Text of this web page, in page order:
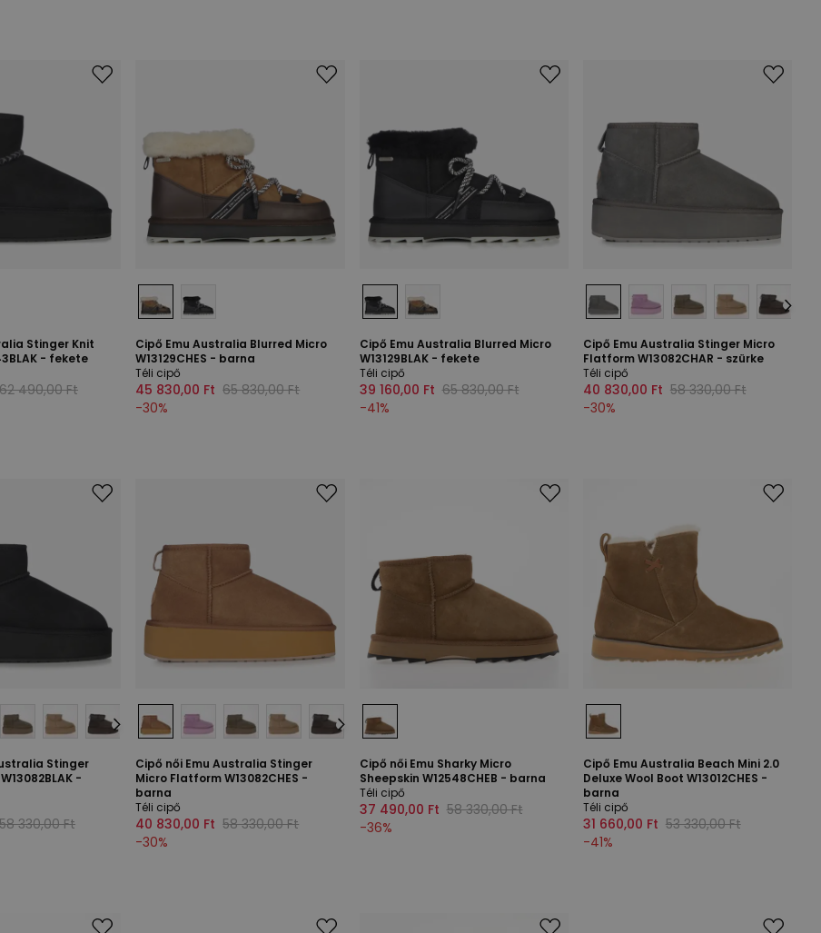
Stinger Knit
- fekete
62 490,00 Ft
Cipő Emu Australia Blurred Micro
W13129CHES - barna
Téli cipő
45 830,00 Ft 65 830,00 Ft
-30%
Cipő Emu Australia Blurred Micro
W13129BLAK - fekete
Téli cipő
39 160,00 Ft 65 830,00 Ft
-41%
Cipő Emu Australia Stinger Micro
Flatform W13082CHAR - szürke
Téli cipő
40 830,00 Ft 58 330,00 Ft
-30%
Stinger
-
58 330,00 Ft
Cipő női Emu Australia Stinger
Micro Flatform W13082CHES -
barna
Téli cipő
40 830,00 Ft 58 330,00 Ft
-30%
Cipő női Emu Sharky Micro
Sheepskin W12548CHEB - barna
Téli cipő
37 490,00 Ft 58 330,00 Ft
-36%
Cipő Emu Australia Beach Mini 2.0
Deluxe Wool Boot W13012CHES -
barna
Téli cipő
31 660,00 Ft 53 330,00 Ft
-41%